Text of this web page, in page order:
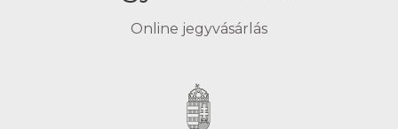
Online jegyvásárlás